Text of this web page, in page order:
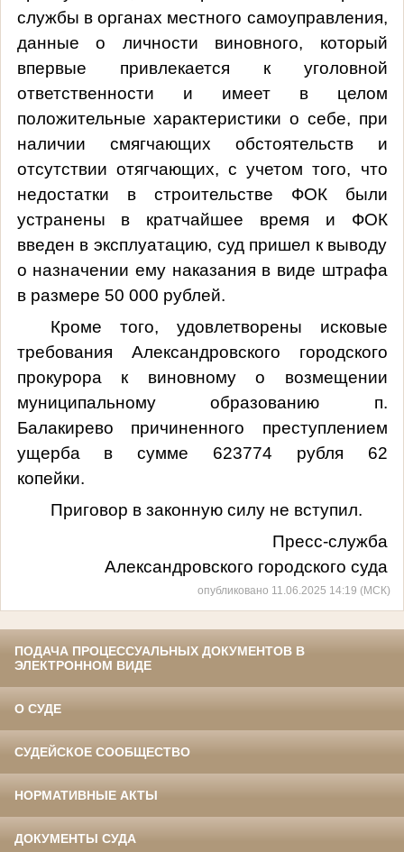
службы в органах местного самоуправления,
данные о личности виновного, который
впервые привлекается к уголовной
ответственности и имеет в целом
положительные характеристики о себе, при
наличии смягчающих обстоятельств и
отсутствии отягчающих, с учетом того, что
недостатки в строительстве ФОК были
устранены в кратчайшее время и ФОК
введен в эксплуатацию, суд пришел к выводу
о назначении ему наказания в виде штрафа
в размере 50 000 рублей.
Кроме того, удовлетворены исковые
требования Александровского городского
прокурора к виновному о возмещении
муниципальному образованию п.
Балакирево причиненного преступлением
ущерба в сумме 623774 рубля 62
копейки.
Приговор в законную силу не вступил.
Пресс-служба
Александровского городского суда
опубликовано 11.06.2025 14:19 (МСК)
ПОДАЧА ПРОЦЕССУАЛЬНЫХ ДОКУМЕНТОВ В
ЭЛЕКТРОННОМ ВИДЕ
О СУДЕ
СУДЕЙСКОЕ СООБЩЕСТВО
НОРМАТИВНЫЕ АКТЫ
ДОКУМЕНТЫ СУДА